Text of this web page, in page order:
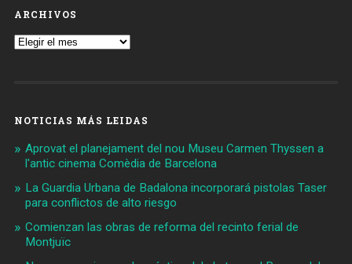
ARCHIVOS
Archivos
NOTICIAS MÁS LEIDAS
Aprovat el planejament del nou Museu Carmen Thyssen a
l'antic cinema Comèdia de Barcelona
La Guardia Urbana de Badalona incorporará pistolas Taser
para conflictos de alto riesgo
Comienzan las obras de reforma del recinto ferial de
Montjuïc